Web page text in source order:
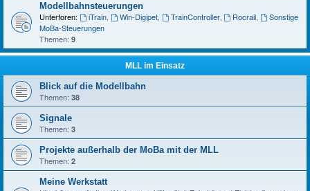
Modellbahnsteuerungen
Unterforen: iTrain, Win-Digipet, TrainController, Rocrail
Sonstige
MoBa-Steuerungen
Themen: 9
MLL im Einsatz
Blick auf die Modellbahn
Themen: 38
Signale
Themen: 3
Projekte außerhalb der MoBa mit der MLL
Themen: 2
Meine Werkstatt